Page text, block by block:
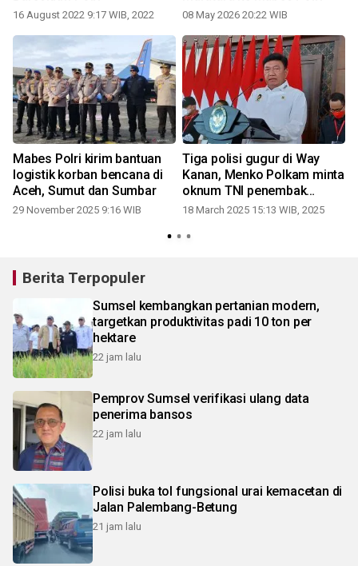
16 August 2022 9:17 WIB, 2022 08 May 2026 20:22 WIB
Mabes Polri kirim bantuan
logistik korban bencana di
Aceh, Sumut dan Sumbar
29 November 2025 9:16 WIB
Tiga polisi gugur di Way
Kanan, Menko Polkam minta
oknum TNI penembak
dihukum berat
18 March 2025 15:13 WIB, 2025
Berita Terpopuler
Sumsel kembangkan pertanian modern,
targetkan produktivitas padi 10 ton per
hektare
22 jam lalu
Pemprov Sumsel verifikasi ulang data
penerima bansos
22 jam lalu
Polisi buka tol fungsional urai kemacetan di
Jalan Palembang-Betung
21 jam lalu